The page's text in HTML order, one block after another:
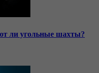
ли угольные шахты?